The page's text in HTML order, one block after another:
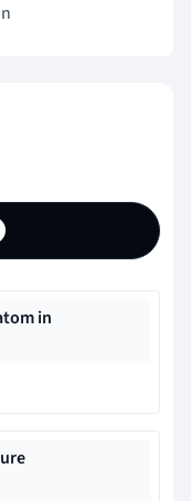
in